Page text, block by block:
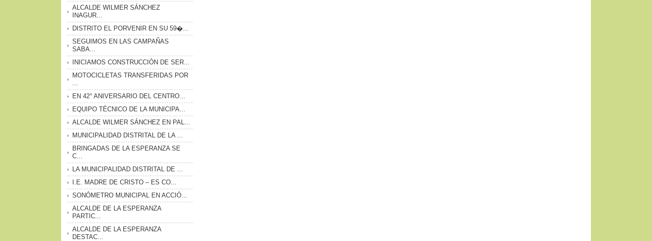
ALCALDE WILMER SÁNCHEZ
INAGUR...
DISTRITO EL PORVENIR EN SU 59�...
SEGUIMOS EN LAS CAMPAÑAS
SABA...
INICIAMOS CONSTRUCCIÓN DE SER...
MOTOCICLETAS TRANSFERIDAS POR
EN 42° ANIVERSARIO DEL CENTRO...
EQUIPO TÉCNICO DE LA MUNICIPA...
ALCALDE WILMER SÁNCHEZ EN PAL...
MUNICIPALIDAD DISTRITAL DE LA ...
BRINGADAS DE LA ESPERANZA SE
C...
LA MUNICIPALIDAD DISTRITAL DE ...
I.E. MADRE DE CRISTO – ES CO...
SONÓMETRO MUNICIPAL EN ACCIÓ...
ALCALDE DE LA ESPERANZA
PARTIC...
ALCALDE DE LA ESPERANZA
DESTAC...